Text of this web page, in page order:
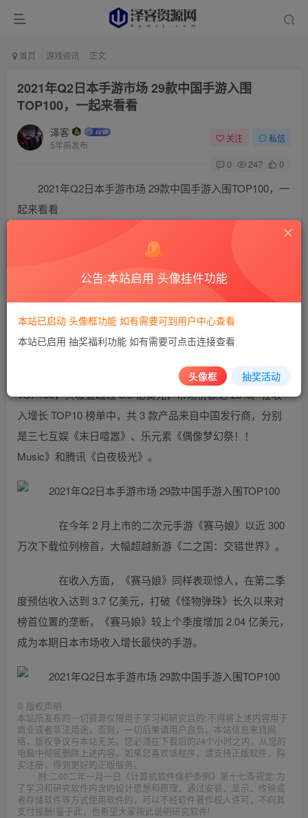
首页 游戏资讯 正文
2021年Q2日本手游市场 29款中国手游入围
TOP100，一起来看看
泽客
5年前发布
关注 私信
0 247 0
2021年Q2日本手游市场 29款中国手游入围TOP100，一
起来看看
7月22日今天，来自著名数据分析站 Sensor
Tower（中国）的最新统计发布了2021年Q2日本手游市场大
数据，显示2021 年第二季度日本手游市场总收入为 45.8 亿
美元，同比增长 7.3%。
第二季度有 29 款中国手游入围日本手游畅销榜
TOP100，共吸金超过 8.5 亿美元，市场份额达 25%。在收
入增长 TOP10 榜单中，共 3 款产品来自中国发行商，分别
是三七互娱《末日喧嚣》、乐元素《偶像梦幻祭！！
Music》和腾讯《白夜极光》。
在今年 2 月上市的二次元手游《赛马娘》以近 300
万次下载位列榜首，大幅超越新游《二之国：交错世界》。
在收入方面，《赛马娘》同样表现惊人，在第二季
度预估收入达到 3.7 亿美元，打破《怪物弹珠》长久以来对
榜首位置的垄断，《赛马娘》较上个季度增加 2.04 亿美元，
成为本期日本市场收入增长最快的手游。
© 版权声明
本站所发布的一切资源仅限用于学习和研究目的;不得将上述内容用于
商业或者非法用途，否则，一切后果请用户自负。本站信息来自网
络，版权争议与本站无关。您必须在下载后的24个小时之内，从您的
电脑中彻底删除上述内容。如果您喜欢该程序，请支持正版软件，购
买注册，得到更好的正版服务。
附:二00二年一月一日《计算机软件保护条例》第十七条规定:为
了学习和研究软件内含的设计思想和原理，通过安装、显示、传输或
者存储软件等方式使用软件的，可以不经软件著作权人许可，不向其
支付报酬!鉴于此，也希望大家按此说明研究软件!
公告:本站启用 头像挂件功能
本站已启动 头像框功能 如有需要可到用户中心查看
本站已启用 抽奖福利功能 如有需要可点击连接查看
头像框 抽奖活动